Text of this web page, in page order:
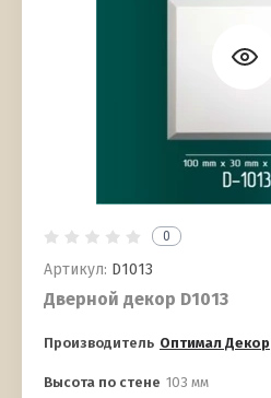
0
Артикул: D1013
Дверной декор D1013
Производитель Оптимал Декор
Высота по стене 103 мм